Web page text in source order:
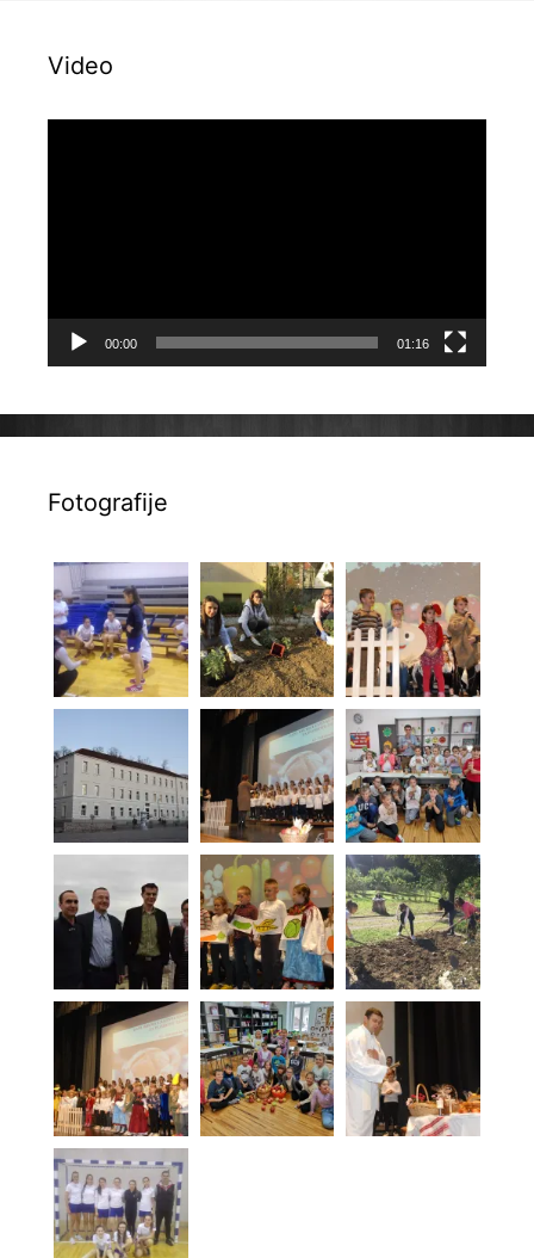
Video
00:00 01:16
Fotografije